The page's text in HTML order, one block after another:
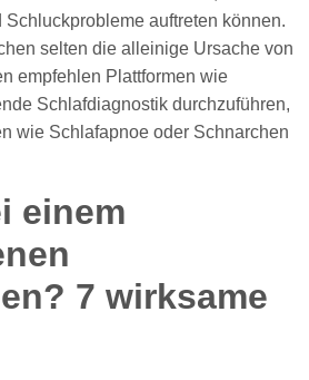
auftreten können.
selten die alleinige Ursache von
empfehlen Plattformen wie
Schlafdiagnostik durchzuführen,
wie Schlafapnoe oder Schnarchen
einem
7 wirksame